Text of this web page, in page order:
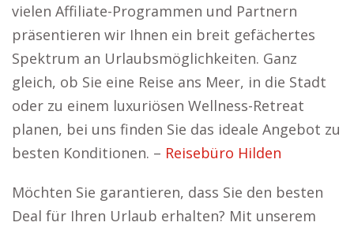
vielen Affiliate-Programmen und Partnern
präsentieren wir Ihnen ein breit gefächertes
Spektrum an Urlaubsmöglichkeiten. Ganz
gleich, ob Sie eine Reise ans Meer, in die Stadt
oder zu einem luxuriösen Wellness-Retreat
planen, bei uns finden Sie das ideale Angebot zu
besten Konditionen. – Reisebüro Hilden
Möchten Sie garantieren, dass Sie den besten
Deal für Ihren Urlaub erhalten? Mit unserem